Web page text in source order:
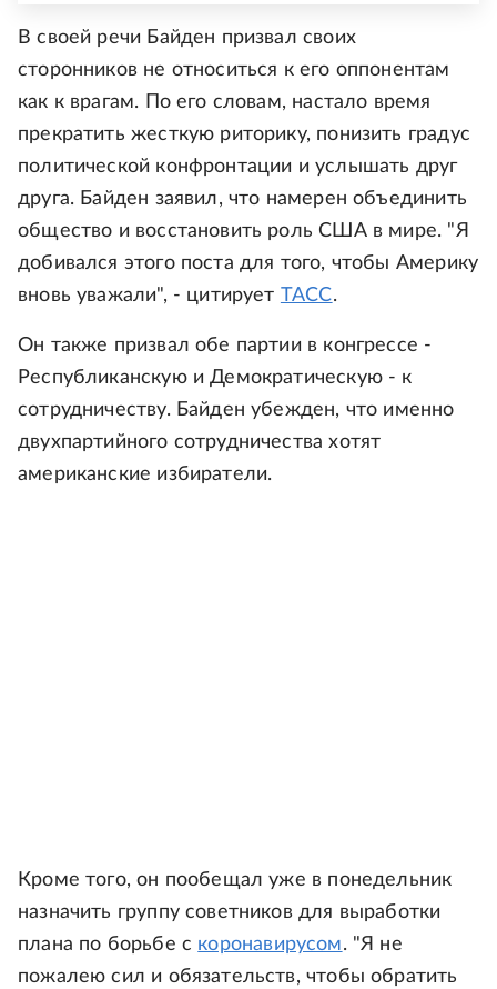
В своей речи Байден призвал своих
сторонников не относиться к его оппонентам
как к врагам. По его словам, настало время
прекратить жесткую риторику, понизить градус
политической конфронтации и услышать друг
друга. Байден заявил, что намерен объединить
общество и восстановить роль США в мире. "Я
добивался этого поста для того, чтобы Америку
вновь уважали", - цитирует
ТАСС.
Он также призвал обе партии в конгрессе -
Республиканскую и Демократическую - к
сотрудничеству. Байден убежден, что именно
двухпартийного сотрудничества хотят
американские избиратели.
Кроме того, он пообещал уже в понедельник
назначить группу советников для выработки
плана по борьбе с коронавирусом. "Я не
пожалею сил и обязательств, чтобы обратить